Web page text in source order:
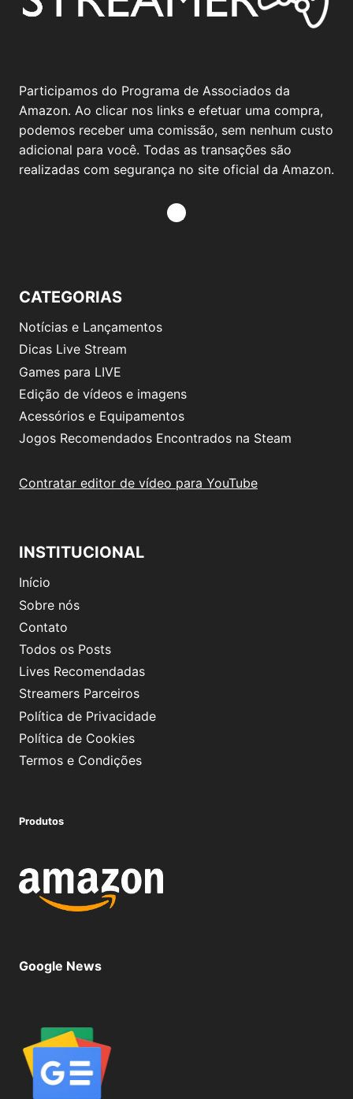
Participamos do Programa de Associados da
Amazon. Ao clicar nos links e efetuar uma compra,
podemos receber uma comissão, sem nenhum custo
adicional para você. Todas as transações são
realizadas com segurança no site oficial da Amazon.
CATEGORIAS
Notícias e Lançamentos
Dicas Live Stream
Games para LIVE
Edição de vídeos e imagens
Acessórios e Equipamentos
Jogos Recomendados Encontrados na Steam
Contratar editor de vídeo para YouTube
INSTITUCIONAL
Início
Sobre nós
Contato
Todos os Posts
Lives Recomendadas
Streamers Parceiros
Política de Privacidade
Política de Cookies
Termos e Condições
Produtos
Google News